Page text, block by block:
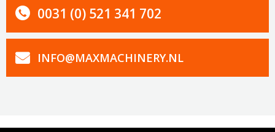
0031 (0) 521 341 702
INFO@MAXMACHINERY.NL